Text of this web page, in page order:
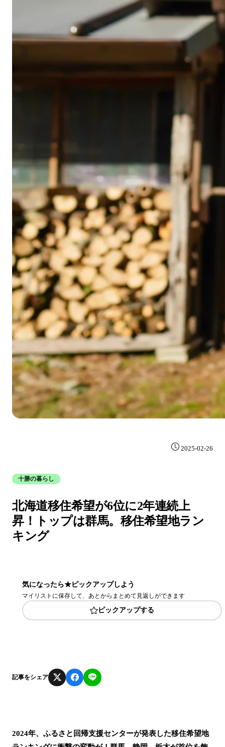
2025-02-26
十勝の暮らし
北海道移住希望が6位に2年連続上
昇！トップは群馬。移住希望地ラン
キング
気になったら★ピックアップしよう
マイリストに保存して、あとからまとめて見返しができます
ピックアップする
記事をシェア
2024年、ふるさと回帰支援センターが発表した移住希望地